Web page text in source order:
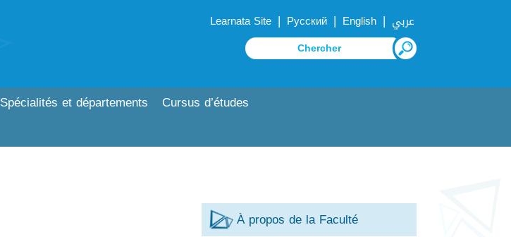
Learnata Site | Русский | English | عربي
Spécialités et départements
Cursus d’études
À propos de la Faculté